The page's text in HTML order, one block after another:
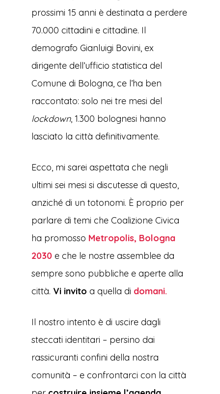
prossimi 15 anni è destinata a perdere
70.000 cittadini e cittadine. Il
demografo Gianluigi Bovini, ex
dirigente dell’ufficio statistica del
Comune di Bologna, ce l’ha ben
raccontato: solo nei tre mesi del
lockdown, 1.300 bolognesi hanno
lasciato la città definitivamente.
Ecco, mi sarei aspettata che negli
ultimi sei mesi si discutesse di questo,
anziché di un totonomi. È proprio per
parlare di temi che Coalizione Civica
ha promosso Metropolis, Bologna
2030 e che le nostre assemblee da
sempre sono pubbliche e aperte alla
città. Vi invito a quella di domani.
Il nostro intento è di uscire dagli
steccati identitari – persino dai
rassicuranti confini della nostra
comunità – e confrontarci con la città